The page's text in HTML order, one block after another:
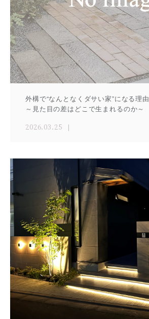
外構で“なんとなくダサい家”になる理由
～見た目の差はどこで生まれるのか～
2026.03.25